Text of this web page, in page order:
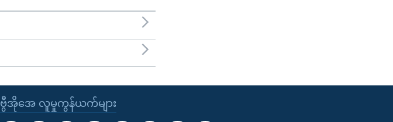
ဗွီအိုအေ လူမှုကွန်ယက်များ